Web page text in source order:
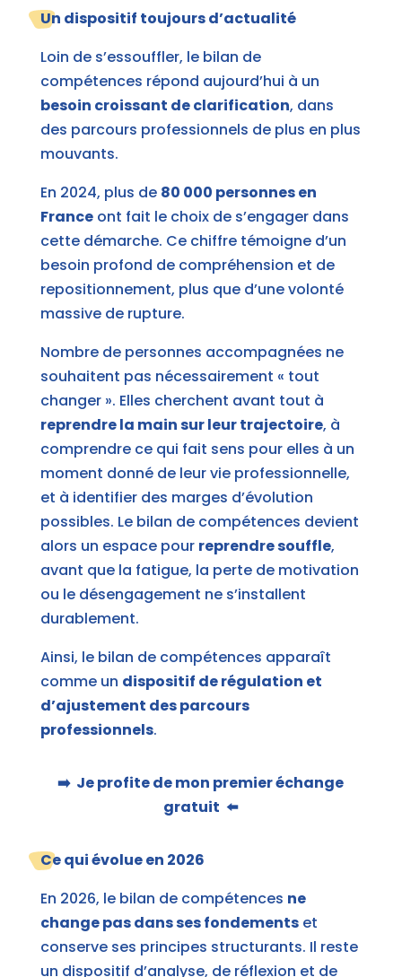
Un dispositif toujours d’actualité
Loin de s’essouffler, le bilan de
compétences répond aujourd’hui à un
besoin croissant de clarification, dans
des parcours professionnels de plus en plus
mouvants.
En 2024, plus de 80 000 personnes en
Franceont fait le choix de s’engager dans
cette démarche. Ce chiffre témoigne d’un
besoin profond de compréhension et de
repositionnement, plus que d’une volonté
massive de rupture.
Nombre de personnes accompagnées ne
souhaitent pas nécessairement « tout
changer ». Elles cherchent avant tout à
reprendre la main sur leur trajectoire, à
comprendre ce qui fait sens pour elles à un
moment donné de leur vie professionnelle,
et à identifier des marges d’évolution
possibles. Le bilan de compétences devient
alors un espace pour reprendre souffle,
avant que la fatigue, la perte de motivation
ou le désengagement ne s’installent
durablement.
Ainsi, le bilan de compétences apparaît
comme un dispositif de régulation et
d’ajustement des parcours
professionnels.
➡️ Je profite de mon premier échange
gratuit ⬅️
Ce qui évolue en 2026
En 2026, le bilan de compétences ne
change pas dans ses fondementset
conserve ses principes structurants. Il reste
un dispositif d’analyse, de réflexion et de